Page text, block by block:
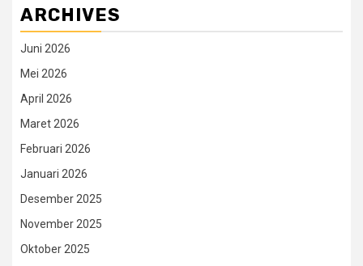
ARCHIVES
Juni 2026
Mei 2026
April 2026
Maret 2026
Februari 2026
Januari 2026
Desember 2025
November 2025
Oktober 2025